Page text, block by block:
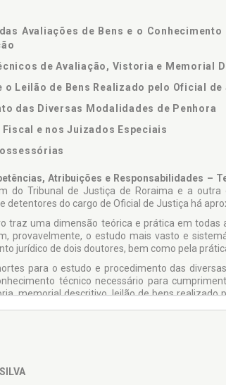
Avaliações de Bens e o
de Avaliação, Vistoria e Memorial
o Leilão de Bens Realizado pelo Oficial de
das Diversas Modalidades de Penhora
Fiscal e nos Juizados Especiais
Atribuições e Responsabilidades –
do Tribunal de Justiça de Roraima e a
detentores do cargo de Oficial de Justiça há
traz uma dimensão teórica e prática em todas
provavelmente, o estudo mais vasto e
jurídico de dois doutores, bem como pela
para o estudo e procedimento das
técnico necessário para
memorial descritivo, leilão de bens realizado